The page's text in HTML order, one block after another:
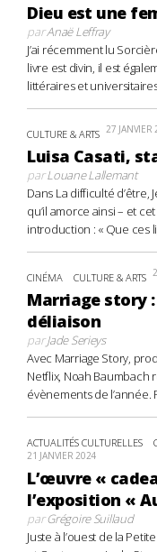
Dieu est une
parAnaë Leffray
J’ai récemment lu
livre est divin, il est
littéraires et
CULTURE & ARTS 27 JANVIER
Luisa Casati,
parLouane Lallemant
Dans La difficulté d’être,
qu’il amorce ainsi – et
introduction : « Que ces
CINÉMA CULTURE & ARTS
Marriage story
déliaison
parJade Serieys
Avec Marriage Story,
Netflix, Noah Baumbach
évènements de
ACTUALITÉS CULTURELLES
21 JANVIER 2024
L’œuvre «
l’exposition «
parGrégoire Suillaud
Juste à l’ouest de la